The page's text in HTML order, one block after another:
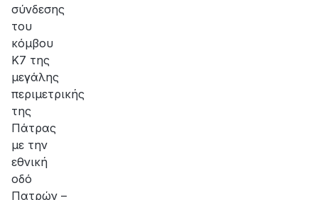
σύνδεσης
του
κόμβου
Κ7 της
μεγάλης
περιμετρικής
της
Πάτρας
με την
εθνική
οδό
Πατρών –